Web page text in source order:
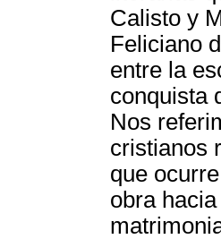
Calisto y
Feliciano
entre la
conquista
Nos
cristianos
que
obra